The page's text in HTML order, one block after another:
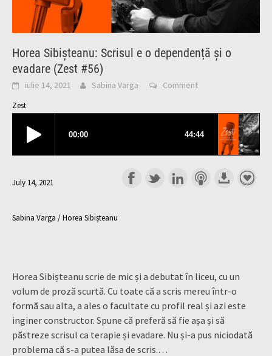
Horea Sibișteanu: Scrisul e o dependență și o
evadare (Zest #56)
iulie 14, 2021 Sabina Varga Comment
Zest
July 14, 2021
Sabina Varga / Horea Sibișteanu
Horea Sibișteanu scrie de mic și a debutat în liceu, cu un
volum de proză scurtă. Cu toate că a scris mereu într-o
formă sau alta, a ales o facultate cu profil real și azi este
inginer constructor. Spune că preferă să fie așa și să
păstreze scrisul ca terapie și evadare. Nu și-a pus niciodată
problema că s-a putea lăsa de scris.…